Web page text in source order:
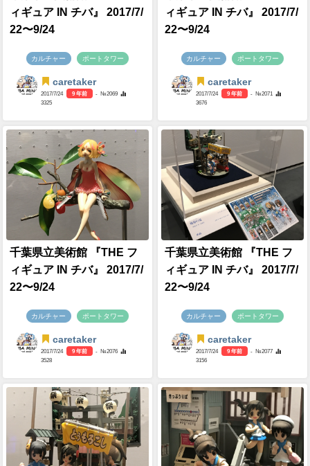
ィギュア IN チバ』 2017/7/
22〜9/24
カルチャー ポートタワー
caretaker
2017/7/24 9 年前
- №2069
3325
ィギュア IN チバ』 2017/7/
22〜9/24
カルチャー ポートタワー
caretaker
2017/7/24 9 年前
- №2071
3676
千葉県立美術館 『THE フ
ィギュア IN チバ』 2017/7/
22〜9/24
カルチャー ポートタワー
caretaker
2017/7/24 9 年前
- №2076
3528
千葉県立美術館 『THE フ
ィギュア IN チバ』 2017/7/
22〜9/24
カルチャー ポートタワー
caretaker
2017/7/24 9 年前
- №2077
3156